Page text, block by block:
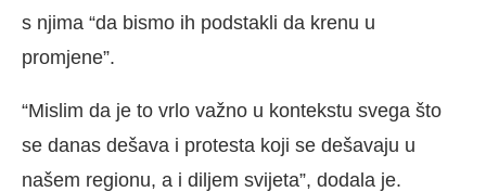
s njima “da bismo ih podstakli da krenu u
promjene”.
“Mislim da je to vrlo važno u kontekstu svega što
se danas dešava i protesta koji se dešavaju u
našem regionu, a i diljem svijeta”, dodala je.